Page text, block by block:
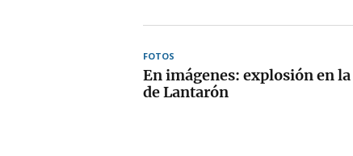
FOTOS
En imágenes: explosión en
de Lantarón